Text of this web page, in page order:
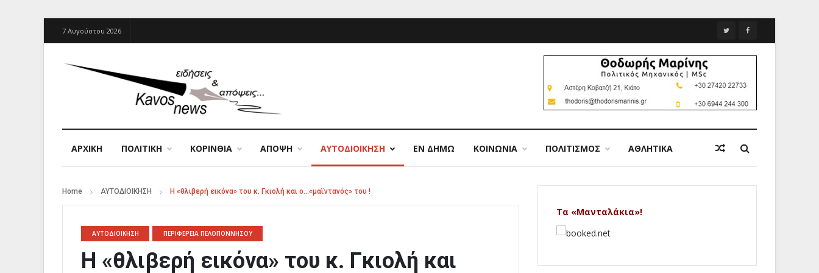
7 Αυγούστου 2026
ΑΡΧΙΚΉ ΠΟΛΙΤΙΚΗ ΚΟΡΙΝΘΙΑ ΑΠΟΨΗ ΑΥΤΟΔΙΟΙΚΗΣΗ ΕΝ ΔΗΜΩ ΚΟΙΝΩΝΙΑ ΠΟΛΙΤΙΣΜΟΣ ΑΘΛΗΤΙΚΑ
Home ΑΥΤΟΔΙΟΙΚΗΣΗ Η «θλιβερή εικόνα» του κ. Γκιολή και ο…«μαϊντανός» του !
ΑΥΤΟΔΙΟΙΚΗΣΗ ΠΕΡΙΦΕΡΕΙΑ ΠΕΛΟΠΟΝΝΗΣΟΥ
Η «θλιβερή εικόνα» του κ. Γκιολή και
Τα «Μανταλάκια»!